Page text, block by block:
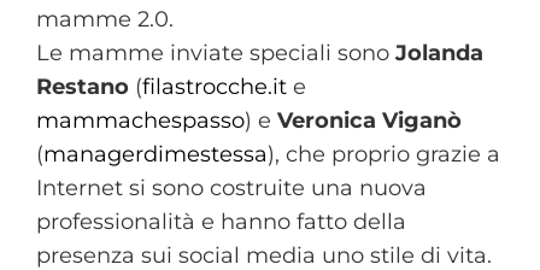
mamme 2.0.
Le mamme inviate speciali sono Jolanda
Restano (filastrocche.it e
mammachespasso) e Veronica Viganò
(managerdimestessa), che proprio grazie a
Internet si sono costruite una nuova
professionalità e hanno fatto della
presenza sui social media uno stile di vita.